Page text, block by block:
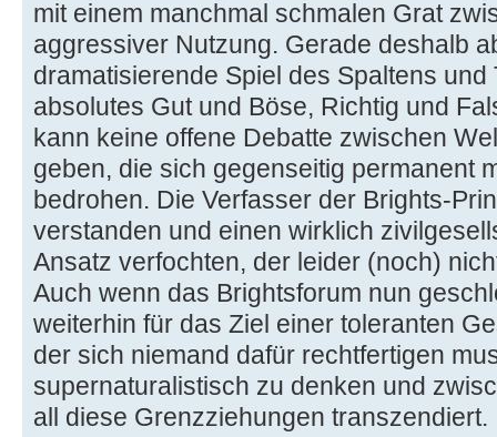
mit einem manchmal schmalen Grat
aggressiver Nutzung. Gerade deshalb
dramatisierende Spiel des Spaltens und
absolutes Gut und Böse, Richtig und
kann keine offene Debatte zwischen
geben, die sich gegenseitig permanent
bedrohen. Die Verfasser der Brights-
verstanden und einen wirklich
Ansatz verfochten, der leider (noch)
Auch wenn das Brightsforum nun
weiterhin für das Ziel einer toleranten
der sich niemand dafür rechtfertigen
supernaturalistisch zu denken und
all diese Grenzziehungen transzendiert.